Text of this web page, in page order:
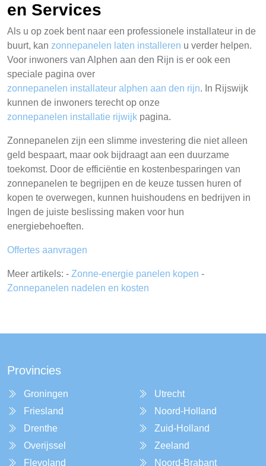
en Services
Als u op zoek bent naar een professionele installateur in de
buurt, kan zonnepanelen laten installeren u verder helpen.
Voor inwoners van Alphen aan den Rijn is er ook een
speciale pagina over
zonnepanelen installateur alphen aan den rijn. In Rijswijk
kunnen de inwoners terecht op onze
zonnepanelen installatie rijwijk pagina.
Zonnepanelen zijn een slimme investering die niet alleen
geld bespaart, maar ook bijdraagt aan een duurzame
toekomst. Door de efficiëntie en kostenbesparingen van
zonnepanelen te begrijpen en de keuze tussen huren of
kopen te overwegen, kunnen huishoudens en bedrijven in
Ingen de juiste beslissing maken voor hun
energiebehoeften.
Offertes aanvragen
Meer artikels: - Zonne-energie panelen kopen -
Zonnepanelen nadelen en kosten
Provincies
Groningen
Friesland
Drenthe
Overijssel
Flevoland
Utrecht
Noord-Holland
Zuid-Holland
Zeeland
Noord-Brabant